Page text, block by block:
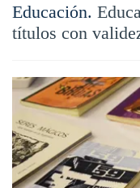
Educación.
títulos con